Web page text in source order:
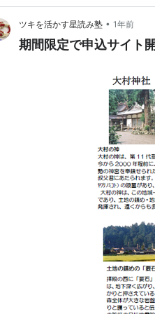
ツキを活かす星読み塾 • 1年前
期間限定で申込サイト